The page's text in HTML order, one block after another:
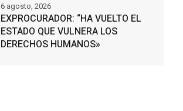
EXPROCURADOR: “HA VUELTO EL
ESTADO QUE VULNERA LOS
DERECHOS HUMANOS»
6 agosto, 2026